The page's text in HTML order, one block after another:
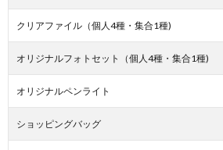
クリアファイル（個人4種・集合1種)
オリジナルフォトセット（個人4種・集合1種)
オリジナルペンライト
ショッピングバッグ